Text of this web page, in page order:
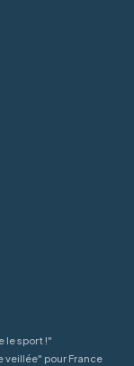
le sport !"
veillée" pour France